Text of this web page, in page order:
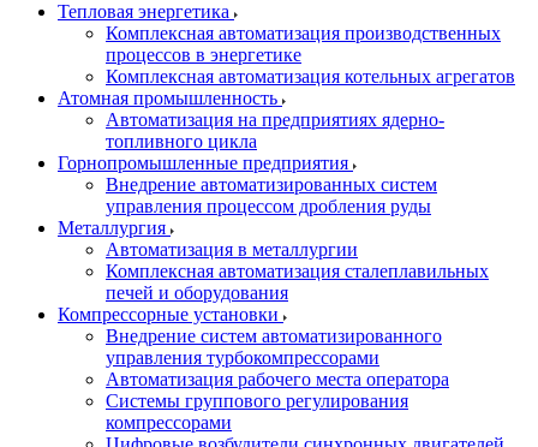
Тепловая энергетика
Комплексная автоматизация производственных
процессов в энергетике
Комплексная автоматизация котельных агрегатов
Атомная промышленность
Автоматизация на предприятиях ядерно-
топливного цикла
Горнопромышленные предприятия
Внедрение автоматизированных систем
управления процессом дробления руды
Металлургия
Автоматизация в металлургии
Комплексная автоматизация сталеплавильных
печей и оборудования
Компрессорные установки
Внедрение систем автоматизированного
управления турбокомпрессорами
Автоматизация рабочего места оператора
Системы группового регулирования
компрессорами